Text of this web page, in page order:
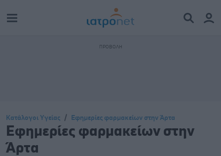
Κατάλογοι Υγείας Εφημερίες φαρμακείων στην Άρτα
Εφημερίες φαρμακείων στην
Άρτα